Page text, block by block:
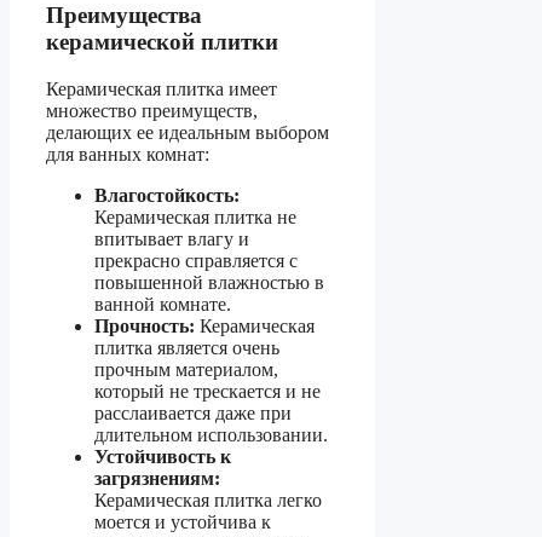
Преимущества
керамической плитки
Керамическая плитка имеет
множество преимуществ,
делающих ее идеальным выбором
для ванных комнат:
Влагостойкость:
Керамическая плитка не
впитывает влагу и
прекрасно справляется с
повышенной влажностью в
ванной комнате.
Прочность: Керамическая
плитка является очень
прочным материалом,
который не трескается и не
расслаивается даже при
длительном использовании.
Устойчивость к
загрязнениям:
Керамическая плитка легко
моется и устойчива к